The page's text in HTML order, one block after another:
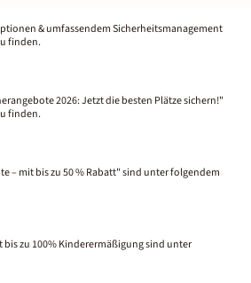
& umfassendem Sicherheitsmanagement
finden.
2026: Jetzt die besten Plätze sichern!"
finden.
– mit bis zu 50 % Rabatt" sind unter folgendem
bis zu 100% Kinderermäßigung sind unter